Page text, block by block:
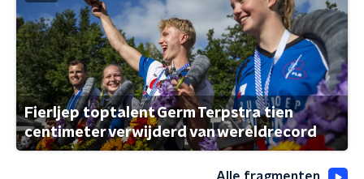
Fierljep toptalent Germ Terpstra tien
centimeter verwijderd van wereldrecord